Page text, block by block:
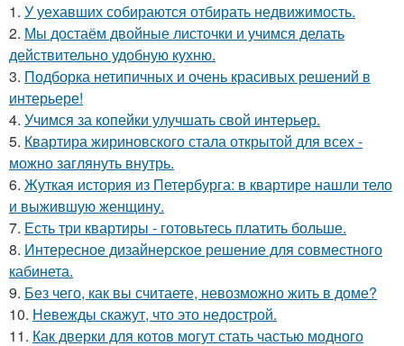
1. У уехавших собираются отбирать недвижимость.
2. Мы достаём двойные листочки и учимся делать
действительно удобную кухню.
3. Подборка нетипичных и очень красивых решений в
интерьере!
4. Учимся за копейки улучшать свой интерьер.
5. Квартира жириновского стала открытой для всех -
можно заглянуть внутрь.
6. Жуткая история из Петербурга: в квартире нашли тело
и выжившую женщину.
7. Есть три квартиры - готовьтесь платить больше.
8. Интересное дизайнерское решение для совместного
кабинета.
9. Без чего, как вы считаете, невозможно жить в доме?
10. Невежды скажут, что это недострой.
11. Как дверки для котов могут стать частью модного